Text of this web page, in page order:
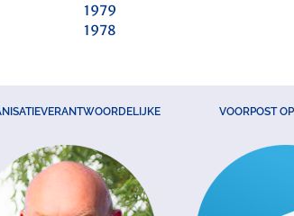
1979
1978
VOORPOST